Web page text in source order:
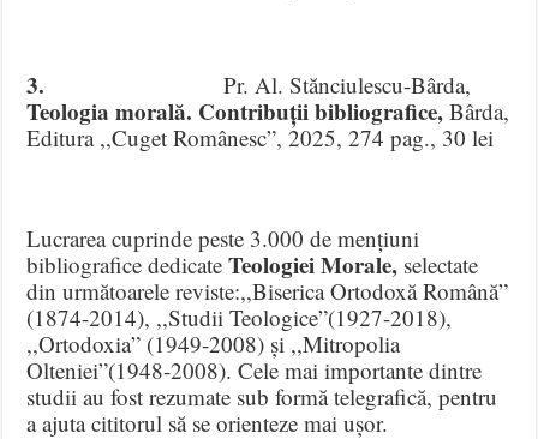
3.Pr. Al. Stănciulescu-Bârda,
Teologia morală. Contribuții bibliografice,Bârda,
Editura ,,Cuget Românesc”, 2025, 274 pag., 30 lei
Lucrarea cuprinde peste 3.000 de mențiuni
bibliografice dedicateTeologiei Morale, selectate
din următoarele reviste:,,Biserica Ortodoxă Română”
(1874-2014), ,,Studii Teologice”(1927-2018),
,,Ortodoxia” (1949-2008) și ,,Mitropolia
Olteniei”(1948-2008). Cele mai importante dintre
studii au fost rezumate sub formă telegrafică, pentru
a ajuta cititorul să se orienteze mai ușor.